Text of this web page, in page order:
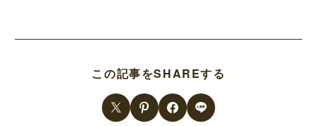
この記事をSHAREする